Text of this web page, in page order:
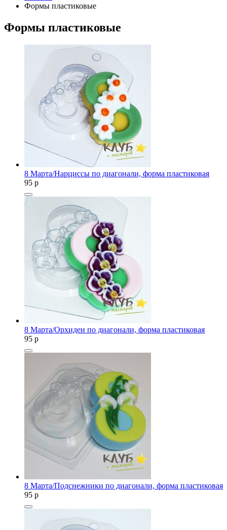
Формы пластиковые
Формы пластиковые
8 Марта/Нарциссы по диагонали, форма пластиковая
95 p
8 Марта/Орхидеи по диагонали, форма пластиковая
95 p
8 Марта/Подснежники по диагонали, форма пластиковая
95 p